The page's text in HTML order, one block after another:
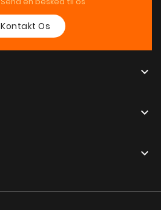
Kontakt Os


